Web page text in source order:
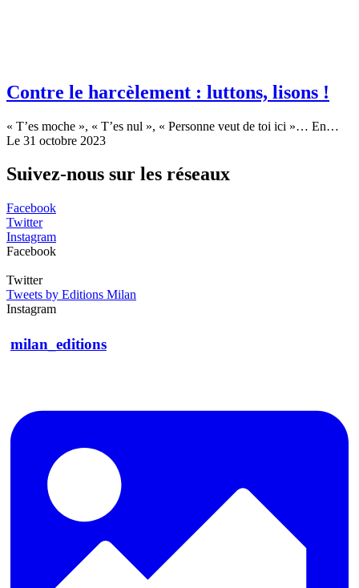
Contre le harcèlement : luttons, lisons !
« T’es moche », « T’es nul », « Personne veut de toi ici »… En…
Le 31 octobre 2023
Suivez-nous sur les réseaux
Facebook
Twitter
Instagram
Facebook
Twitter
Tweets by Editions Milan
Instagram
milan_editions